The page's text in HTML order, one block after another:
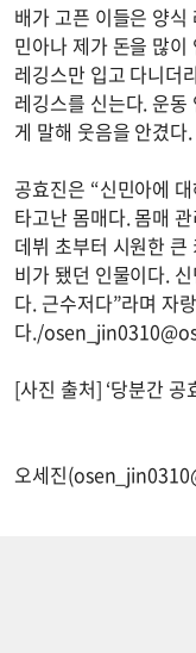
배가 고픈 이들은 양
민아나 제가 돈을 많
레깅스만 입고 다니더
레깅스를 신는다. 운
게 말해 웃음을 안겼다.
공효진은 “신민아에
타고난 몸매다. 몸매
데뷔 초부터 시원한
비가 됐던 인물이다.
다. 근수저다”라며 자
다./
[사진 출처] ‘당분간 공
오세진(